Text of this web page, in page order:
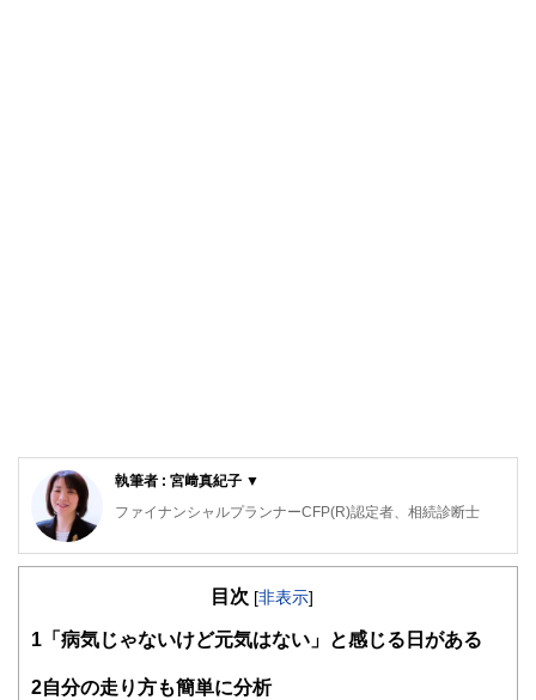
執筆者 : 宮﨑真紀子 ▼
ファイナンシャルプランナーCFP(R)認定者、相続診断士
大阪府出身。同志社大学経済学部卒業後、５年間繊維メーカ
その後、派遣社員として数社の金融機関を経てFPとして独
大きな心配事はもちろん、ちょっとした不安でも「お金」に
そんな時気軽に相談できる存在でありたい～というポリシー
目次 [非表示]
1 「病気じゃないけど元気はない」と感じる日がある
2自分の走り方も簡単に分析